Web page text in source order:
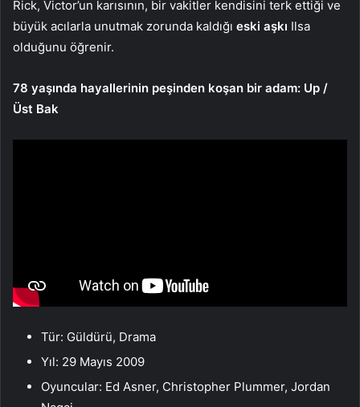
Rick, Victor’un karısının, bir vakitler kendisini terk ettiği ve
büyük acılarla unutmak zorunda kaldığı eski aşkı Ilsa
olduğunu öğrenir.
78 yaşında hayallerinin peşinden koşan bir adam: Up /
Üst Bak
Tür: Güldürü, Drama
Yıl: 29 Mayıs 2009
Oyuncular: Ed Asner, Christopher Plummer, Jordan